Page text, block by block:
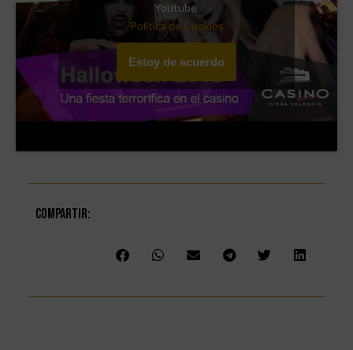
Youtube
Política de Cookies
Estoy de acuerdo
Compartir: